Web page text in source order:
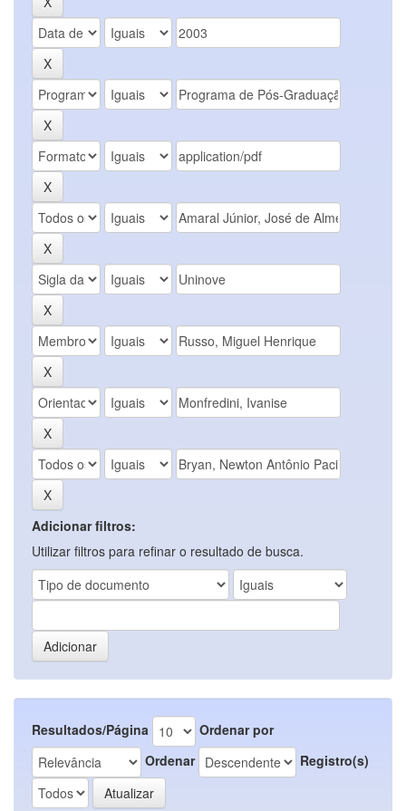
Adicionar filtros:
Utilizar filtros para refinar o resultado de busca.
Resultados/Página
Ordenar por
Ordenar
Registro(s)